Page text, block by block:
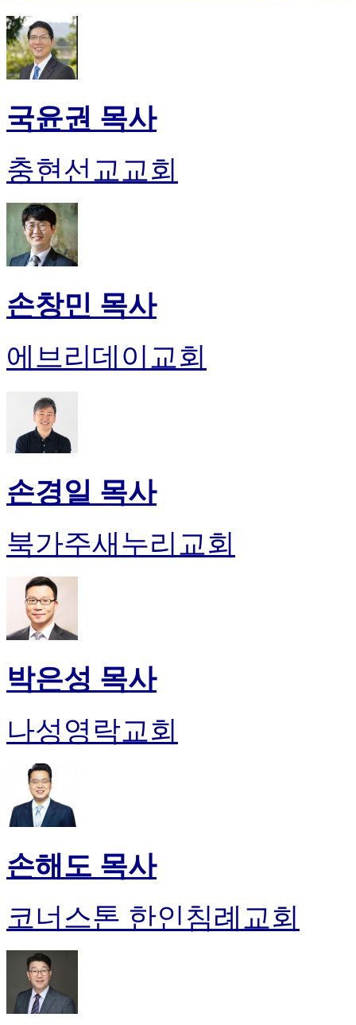
국윤권 목사
충현선교교회
손창민 목사
에브리데이교회
손경일 목사
북가주새누리교회
박은성 목사
나성영락교회
손해도 목사
코너스톤 한인침례교회